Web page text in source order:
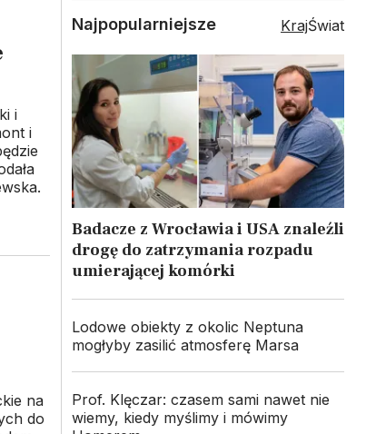
i
i
na
do
Najpopularniejsze KrajŚwiat
Badacze z Wrocławia i USA znaleźli
drogę do zatrzymania rozpadu
umierającej komórki
Lodowe obiekty z okolic Neptuna
mogłyby zasilić atmosferę Marsa
Prof. Klęczar: czasem sami nawet nie
wiemy, kiedy myślimy i mówimy